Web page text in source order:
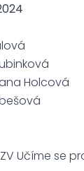
Holcová
Učíme se